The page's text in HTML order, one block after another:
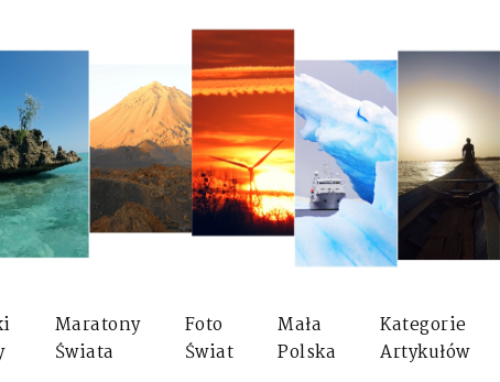
Maratony
Świata
Foto
Świat
Mała
Polska
Kategorie
Artykułów